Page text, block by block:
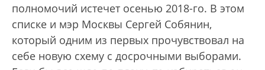
полномочий истечет осенью 2018-го. В этом
списке и мэр Москвы Сергей Собянин,
который одним из первых прочувствовал на
себе новую схему с досрочными выборами.